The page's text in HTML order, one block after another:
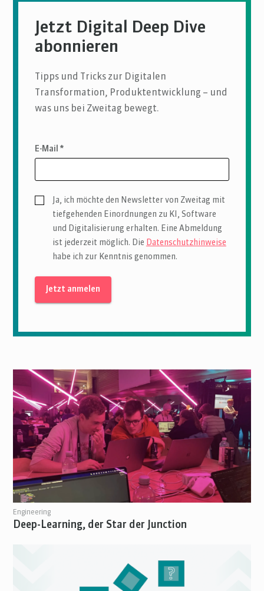
Jetzt Digital Deep Dive
abonnieren
Tipps und Tricks zur Digitalen
Transformation, Produktentwicklung – und
was uns bei Zweitag bewegt.
E-Mail *
Ja, ich möchte den Newsletter von Zweitag mit
tiefgehenden Einordnungen zu KI, Software
und Digitalisierung erhalten. Eine Abmeldung
ist jederzeit möglich. Die
Datenschutzhinweise
habe ich zur Kenntnis genommen.
Engineering
Deep-Learning, der Star der Junction